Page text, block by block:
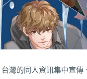
台灣的同人資訊集中宣傳